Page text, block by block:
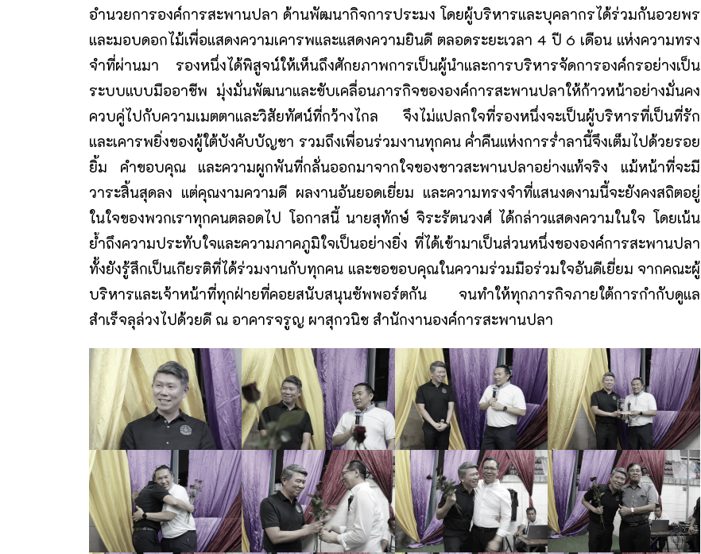
อำนวยการองค์การสะพานปลา ด้านพัฒนากิจการประมง โดยผู้บริหารและบุคลากรได้ร่วมกันอวยพร
และมอบดอกไม้เพื่อแสดงความเคารพและแสดงความยินดี ตลอดระยะเวลา 4 ปี 6 เดือน แห่งความทรง
จำที่ผ่านมา รองหนึ่งได้พิสูจน์ให้เห็นถึงศักยภาพการเป็นผู้นำและการบริหารจัดการองค์กรอย่างเป็น
ระบบแบบมืออาชีพ มุ่งมั่นพัฒนาและขับเคลื่อนภารกิจขององค์การสะพานปลาให้ก้าวหน้าอย่างมั่นคง
ควบคู่ไปกับความเมตตาและวิสัยทัศน์ที่กว้างไกล จึงไม่แปลกใจที่รองหนึ่งจะเป็นผู้บริหารที่เป็นที่รัก
และเคารพยิ่งของผู้ใต้บังคับบัญชา รวมถึงเพื่อนร่วมงานทุกคน ค่ำคืนแห่งการร่ำลานี้จึงเต็มไปด้วยรอย
ยิ้ม คำขอบคุณ และความผูกพันที่กลั่นออกมาจากใจของชาวสะพานปลาอย่างแท้จริง แม้หน้าที่จะมี
วาระสิ้นสุดลง แต่คุณงามความดี ผลงานอันยอดเยี่ยม และความทรงจำที่แสนงดงามนี้จะยังคงสถิตอยู่
ในใจของพวกเราทุกคนตลอดไป โอกาสนี้ นายสุทักษ์ จิระรัตนวงศ์ ได้กล่าวแสดงความในใจ โดยเน้น
ย้ำถึงความประทับใจและความภาคภูมิใจเป็นอย่างยิ่ง ที่ได้เข้ามาเป็นส่วนหนึ่งขององค์การสะพานปลา
ทั้งยังรู้สึกเป็นเกียรติที่ได้ร่วมงานกับทุกคน และขอขอบคุณในความร่วมมือร่วมใจอันดีเยี่ยม จากคณะผู้
บริหารและเจ้าหน้าที่ทุกฝ่ายที่คอยสนับสนุนซัพพอร์ตกัน จนทำให้ทุกภารกิจภายใต้การกำกับดูแล
สำเร็จลุล่วงไปด้วยดี ณ อาคารจรูญ ผาสุกวนิช สำนักงานองค์การสะพานปลา